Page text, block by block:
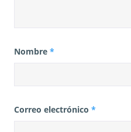
Nombre *
Correo electrónico *